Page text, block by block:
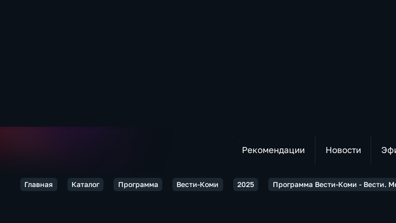
Рекомендации Новости
Главная Каталог Программа Вести-Коми 2025 Программа Вести-Коми - Вести.